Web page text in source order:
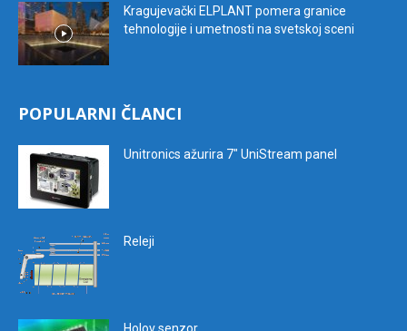
Kragujevački ELPLANT pomera granice
tehnologije i umetnosti na svetskoj sceni
POPULARNI ČLANCI
Unitronics ažurira 7″ UniStream panel
Releji
Holov senzor